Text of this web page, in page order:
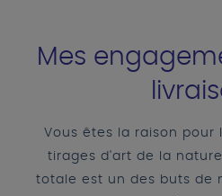
Mes
Vous êtes la raison pour
tirages d'art de la
totale est un des buts de